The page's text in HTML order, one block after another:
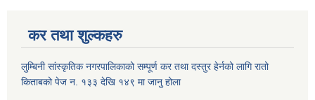
कर तथा शुल्कहरु
लुम्बिनी सांस्कृतिक नगरपालिकाको सम्पूर्ण कर तथा दस्तुर हेर्नको लागि रातो
किताबको पेज न. १३३ देखि १४९ मा जानु होला